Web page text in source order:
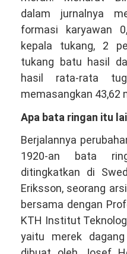
dalam jurnalnya
formasi karyawan
kepala tukang, 2
tukang batu hasil
hasil rata-rata
memasangkan 43,62
Apa bata ringan itu
Berjalannya
1920-an bata
ditingkatkan di
Eriksson, seorang
bersama dengan
KTH Institut
yaitu merek